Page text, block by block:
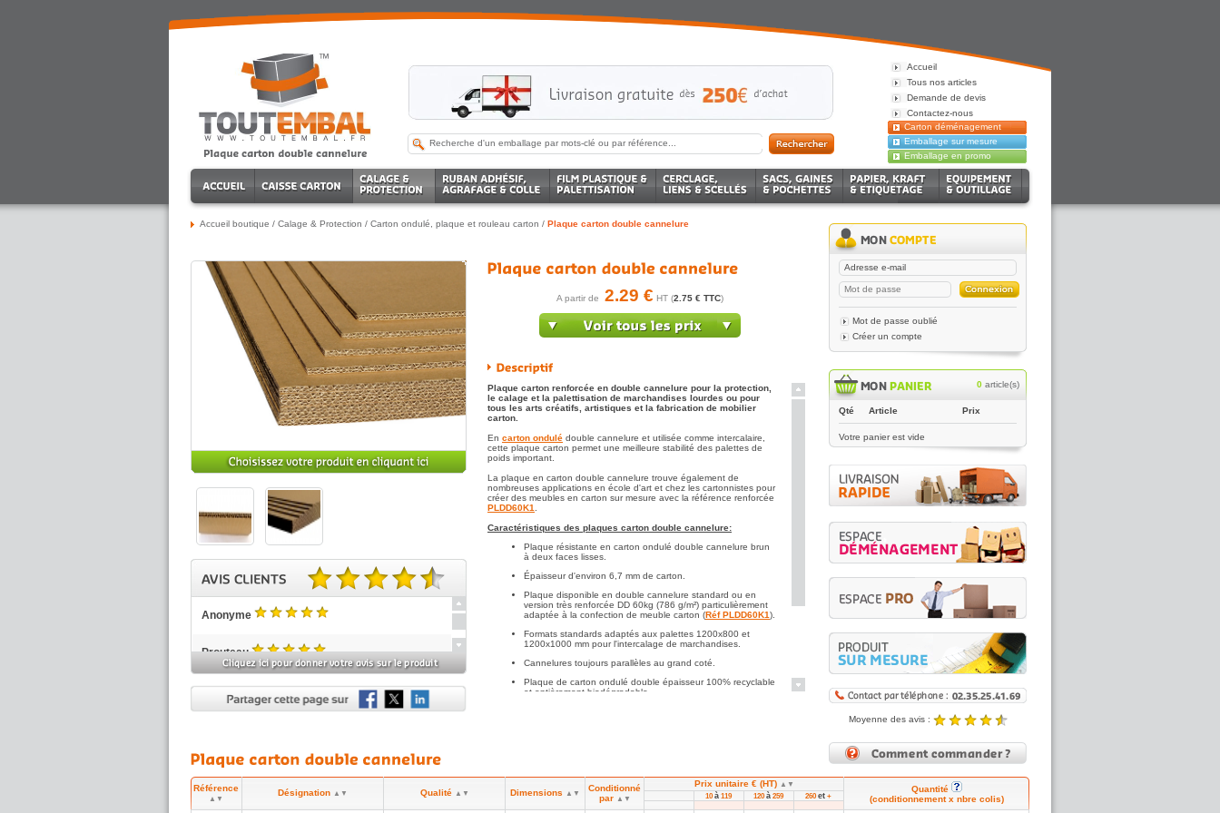
Accueil boutique / Calage & Protection / Carton ondulé, plaque et rouleau carton / Plaque carton double cannelure
4.78 sur 5 basé sur 111 note(s).
Anonyme
Prouteau
5/5
(réf:PLDD177)
Très bien
Donnezan
Saïd
5/5
(réf:PLDD177)
Parfait, pratique et plaques de qualité
A partir de 2.29 € HT (2.75 € TTC)
Plaque carton renforcée en double cannelure pour la protection,
le calage et la palettisation de marchandises lourdes ou pour
tous les arts créatifs, artistiques et la fabrication de mobilier
carton.
En carton ondulé double cannelure et utilisée comme intercalaire,
cette plaque carton permet une meilleure stabilité des palettes de
poids important.
La plaque en carton double cannelure trouve également de
nombreuses applications en école d'art et chez les cartonnistes pour
créer des meubles en carton sur mesure avec la référence renforcée
PLDD60K1
Caractéristiques des plaques carton double cannelure:
Plaque résistante en carton ondulé double cannelure brun
à deux faces lisses.
Épaisseur d'environ 6,7 mm de carton.
Plaque disponible en double cannelure standard ou en
version très renforcée DD 60kg (786 g/m²) particulièrement
adaptée à la confection de meuble carton (Réf PLDD60K1).
Formats standards adaptés aux palettes 1200x800 et
1200x1000 mm pour l'intercalage de marchandises.
Cannelures toujours parallèles au grand coté.
Plaque de carton ondulé double épaisseur 100% recyclable
et entièrement biodégradable.
Mot de passe oublié
Créer un compte
0 article(s)
Qté Article Prix
Votre panier est vide
Moyenne des avis :
Noté4.89/5 |8431reviews
Référence
▲▼
Désignation ▲▼ Qualité ▲▼ Dimensions ▲▼
Conditionné
par ▲▼
Prix unitaire € (HT) ▲▼
Quantité
(conditionnement x nbre colis)
10 à 119 120 à 259 260 et +
Accueil
Tous nos articles
Demande de devis
Contactez-nous
Carton déménagement
Emballage sur mesure
Emballage en promo